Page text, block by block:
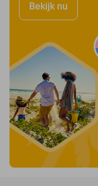
Bekijk nu